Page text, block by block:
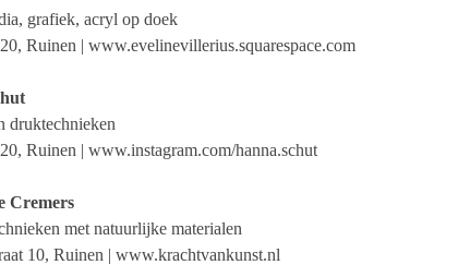
grafiek, acryl op doek
Ruinen | www.evelinevillerius.squarespace.com
druktechnieken
Ruinen | www.instagram.com/hanna.schut
Cremers
met natuurlijke materialen
10, Ruinen | www.krachtvankunst.nl